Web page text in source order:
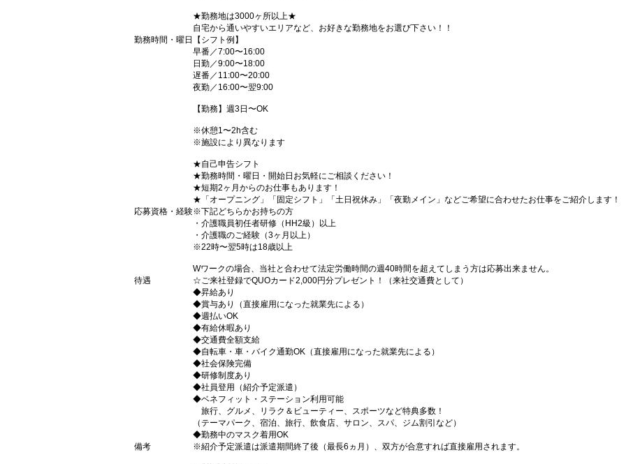
★勤務地は3000ヶ所以上★
自宅から通いやすいエリアなど、お好きな勤務地をお選び下さい！！
勤務時間・曜日
【シフト例】
早番／7:00〜16:00
日勤／9:00〜18:00
遅番／11:00〜20:00
夜勤／16:00〜翌9:00
【勤務】週3日〜OK
※休憩1〜2h含む
※施設により異なります
★自己申告シフト
★勤務時間・曜日・開始日お気軽にご相談ください！
★短期2ヶ月からのお仕事もあります！
★「オープニング」「固定シフト」「土日祝休み」「夜勤メイン」などご希望に合わせたお仕事をご紹介します！
応募資格・経験※下記どちらかお持ちの方
・介護職員初任者研修（HH2級）以上
・介護職のご経験（3ヶ月以上）
※22時〜翌5時は18歳以上
Wワークの場合、当社と合わせて法定労働時間の週40時間を超えてしまう方は応募出来ません。
待遇
☆ご来社登録でQUOカード2,000円分プレゼント！（来社交通費として）
◆昇給あり
◆賞与あり（直接雇用になった就業先による）
◆週払いOK
◆有給休暇あり
◆交通費全額支給
◆自転車・車・バイク通勤OK（直接雇用になった就業先による）
◆社会保険完備
◆研修制度あり
◆社員登用（紹介予定派遣）
◆ベネフィット・ステーション利用可能
旅行、グルメ、リラク＆ビューティー、スポーツなど特典多数！
（テーマパーク、宿泊、旅行、飲食店、サロン、スパ、ジム割引など）
◆勤務中のマスク着用OK
備考
※紹介予定派遣は派遣期間終了後（最長6ヵ月）、双方が合意すれば直接雇用されます。